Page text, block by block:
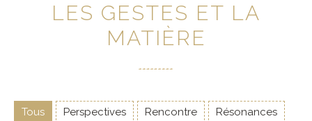
LES GESTES ET LA
MATIÈRE
Tous Perspectives Rencontre Résonances